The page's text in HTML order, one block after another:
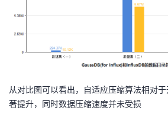
从对比图可以看出，自适应压缩算法相对
著提升，同时数据压缩速度并未受损